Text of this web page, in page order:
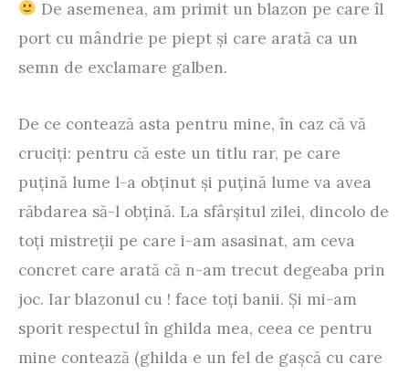
De asemenea, am primit un blazon pe care îl
port cu mândrie pe piept şi care arată ca un
semn de exclamare galben.
De ce contează asta pentru mine, în caz că vă
cruciţi: pentru că este un titlu rar, pe care
puţină lume l-a obţinut şi puţină lume va avea
răbdarea să-l obţină. La sfârşitul zilei, dincolo de
toţi mistreţii pe care i-am asasinat, am ceva
concret care arată că n-am trecut degeaba prin
joc. Iar blazonul cu ! face toţi banii. Şi mi-am
sporit respectul în ghilda mea, ceea ce pentru
mine contează (ghilda e un fel de gaşcă cu care